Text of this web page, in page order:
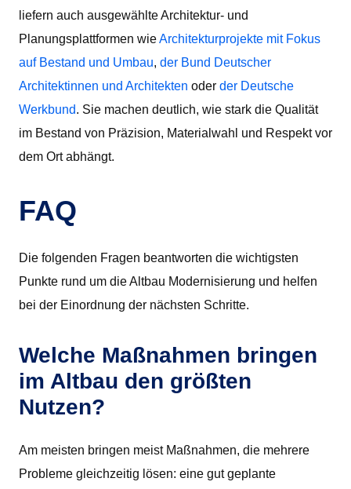
liefern auch ausgewählte Architektur- und
Planungsplattformen wieArchitekturprojekte mit Fokus
auf Bestand und Umbau, der Bund Deutscher
Architektinnen und Architekten oder der Deutsche
Werkbund. Sie machen deutlich, wie stark die Qualität
im Bestand von Präzision, Materialwahl und Respekt vor
dem Ort abhängt.
FAQ
Die folgenden Fragen beantworten die wichtigsten
Punkte rund um die Altbau Modernisierung und helfen
bei der Einordnung der nächsten Schritte.
Welche Maßnahmen bringen
im Altbau den größten
Nutzen?
Am meisten bringen meist Maßnahmen, die mehrere
Probleme gleichzeitig lösen: eine gut geplante